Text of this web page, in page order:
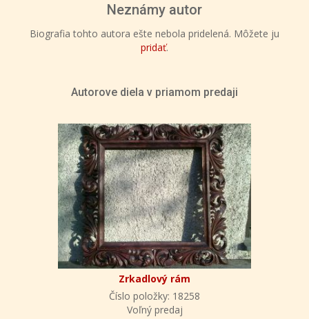
Neznámy autor
Biografia tohto autora ešte nebola pridelená. Môžete ju
pridať.
Autorove diela v priamom predaji
Zrkadlový rám
Číslo položky: 18258
Voľný predaj